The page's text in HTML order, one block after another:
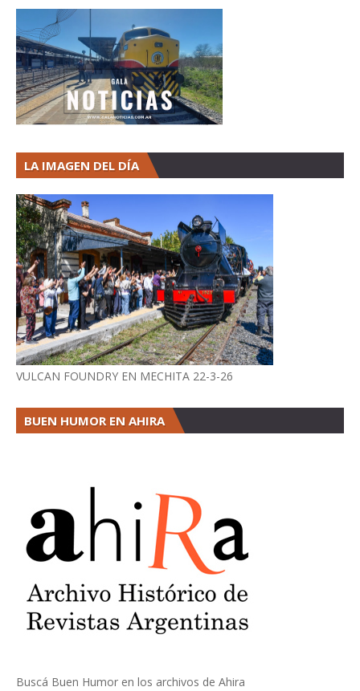
LA IMAGEN DEL DÍA
VULCAN FOUNDRY EN MECHITA 22-3-26
BUEN HUMOR EN AHIRA
Buscá Buen Humor en los archivos de Ahira